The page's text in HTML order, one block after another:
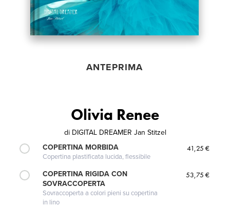
ANTEPRIMA
Olivia Renee
di DIGITAL DREAMER Jan Stitzel
COPERTINA MORBIDA
Copertina plastificata lucida, flessibile
41,25 €
COPERTINA RIGIDA CON
SOVRACCOPERTA
Sovraccoperta a colori pieni su copertina
in lino
53,75 €